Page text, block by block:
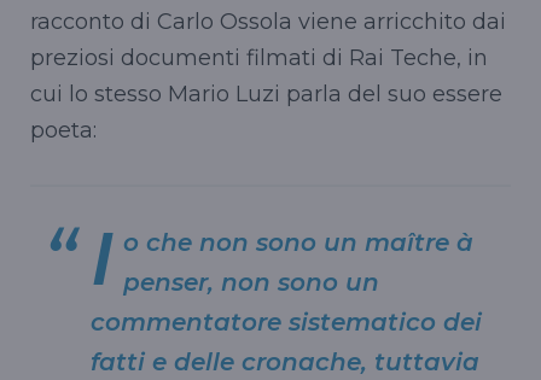
racconto di Carlo Ossola viene arricchito dai
preziosi documenti filmati di Rai Teche, in
cui lo stesso Mario Luzi parla del suo essere
poeta:
I o che non sono un maître à
penser, non sono un
commentatore sistematico dei
fatti e delle cronache, tuttavia